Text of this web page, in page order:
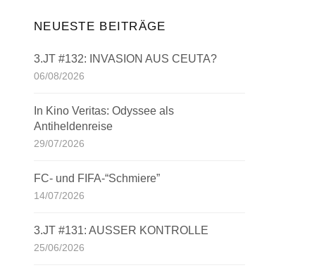
NEUESTE BEITRÄGE
3.JT #132: INVASION AUS CEUTA?
06/08/2026
In Kino Veritas: Odyssee als
Antiheldenreise
29/07/2026
FC- und FIFA-“Schmiere”
14/07/2026
3.JT #131: AUSSER KONTROLLE
25/06/2026